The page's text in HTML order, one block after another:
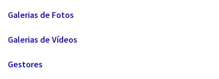
Galerias de Fotos
Galerias de Vídeos
Gestores